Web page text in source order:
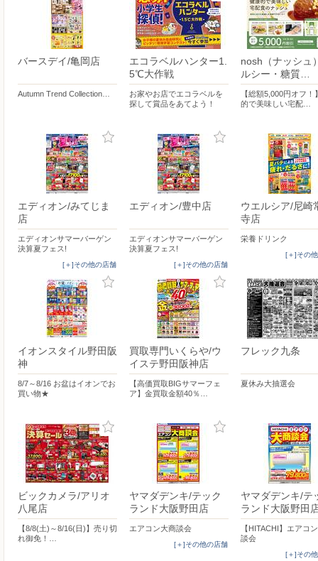
バースデイ/亀岡店
Autumn Trend Collection…
エコラベルハンター1.
5℃大作戦
お家やお店でエコラベルを
探して賞品をあてよう！
nosh（ナッシュ
ルシー・糖質…
【総額5,000円オフ！
的で美味しい宅配…
エディオン/みてじま
店
エディオンサマーバーゲン
決算夏フェス!
[＋]その他の店舗
エディオン/豊中店
エディオンサマーバーゲン
決算夏フェス!
[＋]その他の店舗
ウエルシア/尼崎
寺店
栄養ドリンク
[＋]その
イオンスタイル野田阪
神
8/7～8/16 お盆はイオンでお
買い物★
買取専門いくらや/ウ
イステ野田阪神店
【高価買取BIGサマーフェ
ア】金買取金額40％…
フレック九条
夏休み大抽選会
ビックカメラ/アリオ
八尾店
【8/8(土)～8/16(日)】売り切
れ御免！…
ヤマダデンキ/テック
ランド大阪野田店
エアコン大商談会
[＋]その他の店舗
ヤマダデンキ/テ
ランド大阪野田
【HITACHI】エアコ
談会
[＋]その